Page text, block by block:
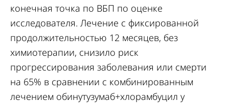
конечная точка по ВБП по оценке
исследователя. Лечение с фиксированной
продолжительностью 12 месяцев, без
химиотерапии, снизило риск
прогрессирования заболевания или смерти
на 65% в сравнении с комбинированным
лечением обинутузумаб+хлорамбуцил у